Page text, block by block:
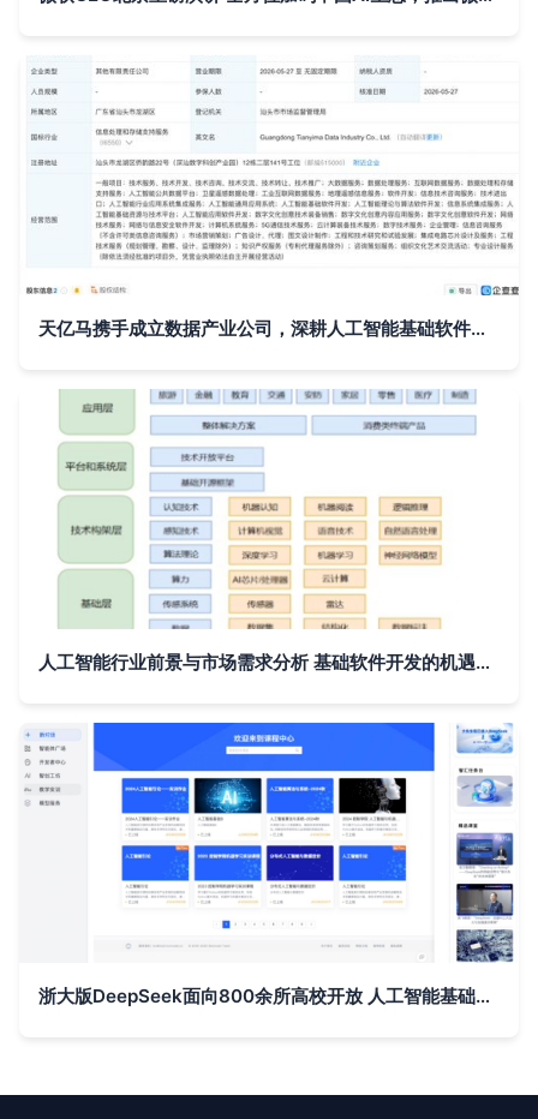
天亿马携手成立数据产业公司，深耕人工智能基础软件开发
人工智能行业前景与市场需求分析 基础软件开发的机遇与挑战
浙大版DeepSeek面向800余所高校开放 人工智能基础软件开发的新里程碑